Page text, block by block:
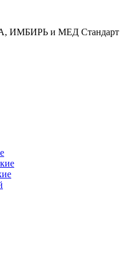
ИМБИРЬ и МЕД Стандарт